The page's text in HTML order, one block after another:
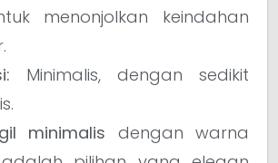
menonjolkan keindahan
Minimalis, dengan sedikit
minimalis dengan warna